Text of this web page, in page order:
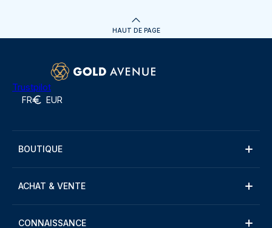
HAUT DE PAGE
Trustpilot
FR EUR
BOUTIQUE
ACHAT & VENTE
CONNAISSANCE